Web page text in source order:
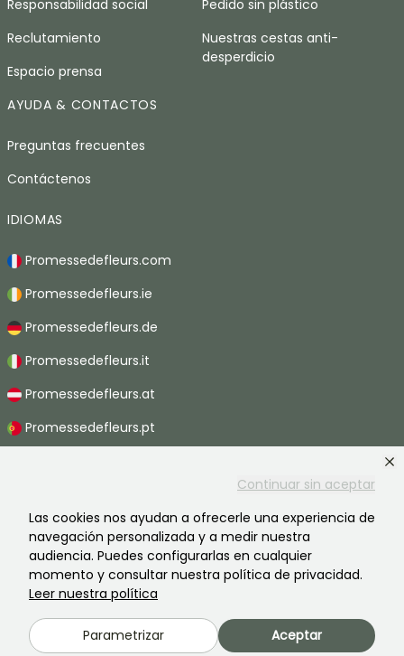
Continuar sin aceptar
Las cookies nos ayudan a ofrecerle una experiencia de
navegación personalizada y a medir nuestra
audiencia. Puedes configurarlas en cualquier
momento y consultar nuestra política de privacidad.
Leer nuestra política
Parametrizar Aceptar
Responsabilidad social
Reclutamiento
Espacio prensa
Pedido sin plástico
Nuestras cestas anti-
desperdicio
AYUDA & CONTACTOS
Preguntas frecuentes
Contáctenos
IDIOMAS
Promessedefleurs.com
Promessedefleurs.ie
Promessedefleurs.de
Promessedefleurs.it
Promessedefleurs.at
Promessedefleurs.pt
Promessedefleurs.ch
Información legal
Términos y condiciones
Política de privacidad
Promesse de fleurs, una empresa familiar al servicio de todos los